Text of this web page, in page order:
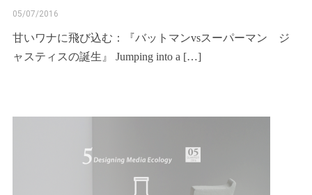
05/07/2016
甘いワナに飛び込む：『バットマンvsスーパーマン ジ
ャスティスの誕生』 Jumping into a […]